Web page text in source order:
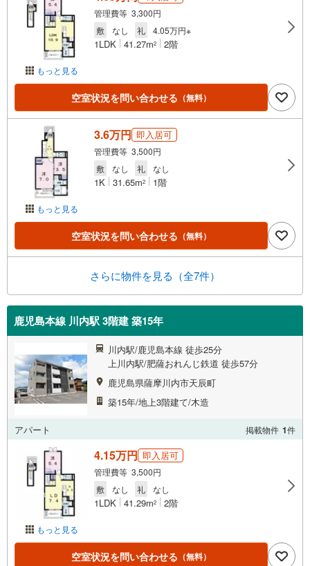
もっと見る
管理費等 3,300円
敷
なし 礼 4.05万円※
1LDK 41.27m2 2階
空室状況を問い合わせる （無料）
もっと見る
3.6万円 即入居可
管理費等 3,500円
敷
なし 礼 なし
1K 31.65m2 1階
空室状況を問い合わせる （無料）
さらに物件を見る（全7件）
鹿児島本線 川内駅 3階建 築15年
川内駅/鹿児島本線 徒歩25分
上川内駅/肥薩おれんじ鉄道 徒歩57分
鹿児島県薩摩川内市天辰町
築15年/地上3階建て/木造
アパート 掲載物件 1件
もっと見る
4.15万円 即入居可
管理費等 3,500円
敷
なし 礼 なし
1LDK 41.29m2 2階
空室状況を問い合わせる （無料）